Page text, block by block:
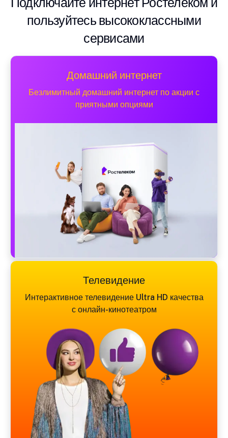
пользуйтесь высококлассными
сервисами
Домашний интернет
Безлимитный домашний интернет по акции с
приятными опциями
Телевидение
Интерактивное телевидение Ultra HD качества
с онлайн-кинотеатром